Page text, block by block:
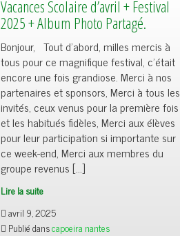
Vacances Scolaire d’avril + Festival
2025 + Album Photo Partagé.
Bonjour, Tout d’abord, milles mercis à
tous pour ce magnifique festival, c’était
encore une fois grandiose. Merci à nos
partenaires et sponsors, Merci à tous les
invités, ceux venus pour la première fois
et les habitués fidèles, Merci aux élèves
pour leur participation si importante sur
ce week-end, Merci aux membres du
groupe revenus […]
Lire la suite
avril 9, 2025
Publié danscapoeira nantes